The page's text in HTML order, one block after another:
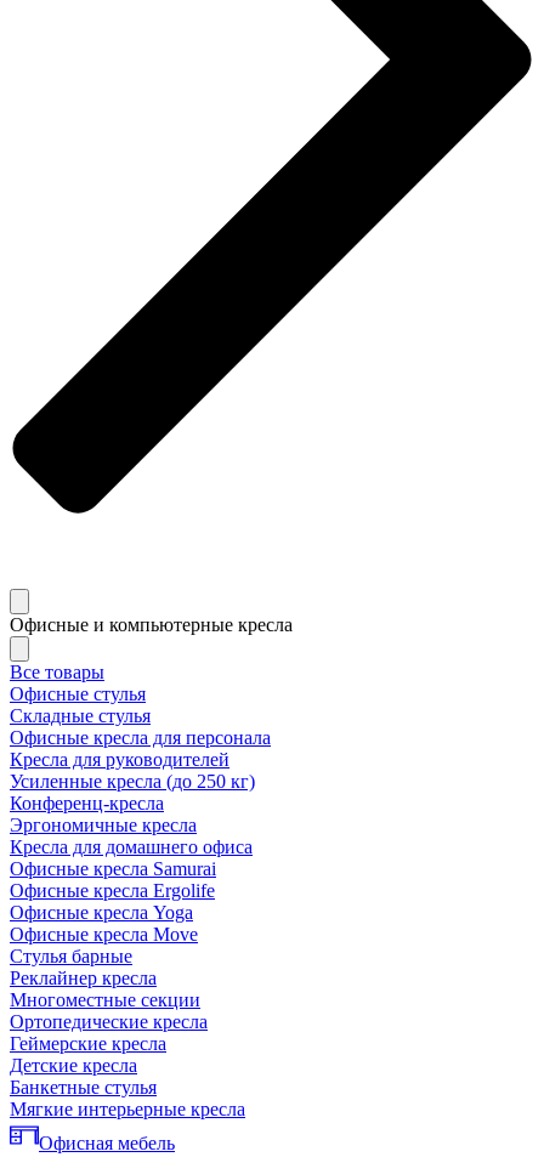
Офисные и компьютерные кресла
Все товары
Офисные стулья
Складные стулья
Офисные кресла для персонала
Кресла для руководителей
Усиленные кресла (до 250 кг)
Конференц-кресла
Эргономичные кресла
Кресла для домашнего офиса
Офисные кресла Samurai
Офисные кресла Ergolife
Офисные кресла Yoga
Офисные кресла Move
Стулья барные
Реклайнер кресла
Многоместные секции
Ортопедические кресла
Геймерские кресла
Детские кресла
Банкетные стулья
Мягкие интерьерные кресла
Офисная мебель